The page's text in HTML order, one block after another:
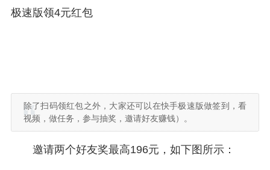
极速版领4元红包
除了扫码领红包之外，大家还可以在快手极速版做签到，看
视频，做任务，参与抽奖，邀请好友赚钱）。
邀请两个好友奖最高196元，如下图所示：